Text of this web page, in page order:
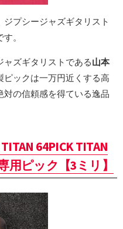
プシージャズギタリスト
。
ズギタリストである山本
ックは一万円近くする高
の信頼感を得ている逸品
64PICK TITAN
用ピック【3ミリ】